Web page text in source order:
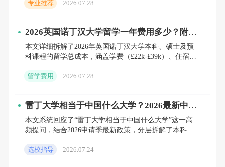
港、英国的硕士很多都是读一年后，如果学校愿意保管，那
么毕业后回学校办理也可以。
但不是每个学校都有这项服务，要上交的材料视学校具体情
况而定，所以在毕业前要咨询好自己学校的户口和档案处理
政策。
为其发放就业报到证。毕业生凭用人单位录（聘）用手续、
劳动合同和《普通高等学校毕业生证书》办理落户手续。
优点：学校的诚信度较高，代为保管户口关系和档案，提供
普敦
专业推荐 2026.07.28
2026英国诺丁汉大学留学一年费用多少？附最
新学费+生活费明细，人民币换算版
本文详细拆解了2026年英国诺丁汉大学本科、硕士及预
科课程的留学总成本，涵盖学费（£22k-£39k）、住宿
留学费用 2026.07.28
雷丁大学相当于中国什么大学？2026最新中英
院校对标与黄金申请窗口解析
本文系统回应了“雷丁大学相当于中国什么大学”这一高
频提问，结合2026申请季最新政策，分层拆解了本科与
口期”红
选校指导 2026.07.24